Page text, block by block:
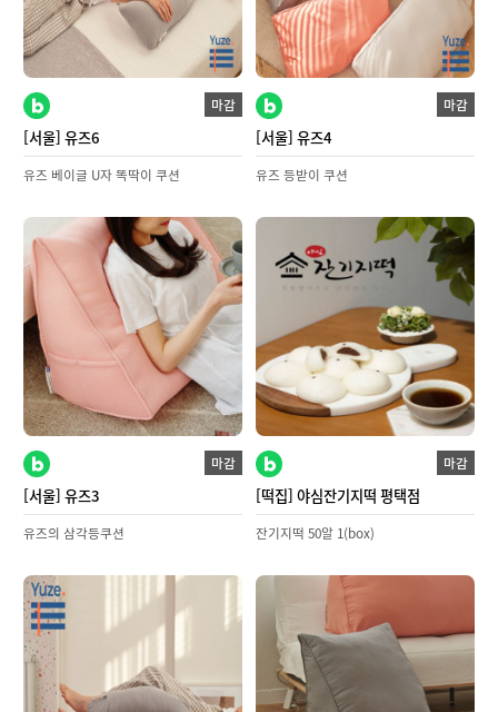
마감
[서울] 유즈6
유즈 베이글 U자 똑딱이 쿠션
마감
[서울] 유즈4
유즈 등받이 쿠션
마감
[서울] 유즈3
유즈의 삼각등쿠션
마감
[떡집] 야심잔기지떡 평택점
잔기지떡 50알 1(box)